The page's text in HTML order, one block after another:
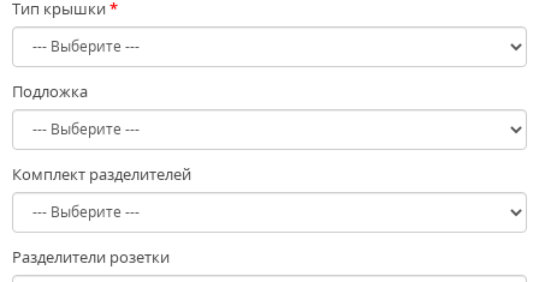
Тип крышки
Подложка
Комплект разделителей
Разделители розетки